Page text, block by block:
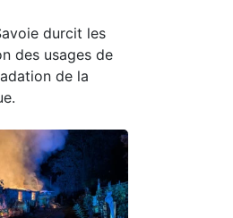
durcit les
des usages de
de la